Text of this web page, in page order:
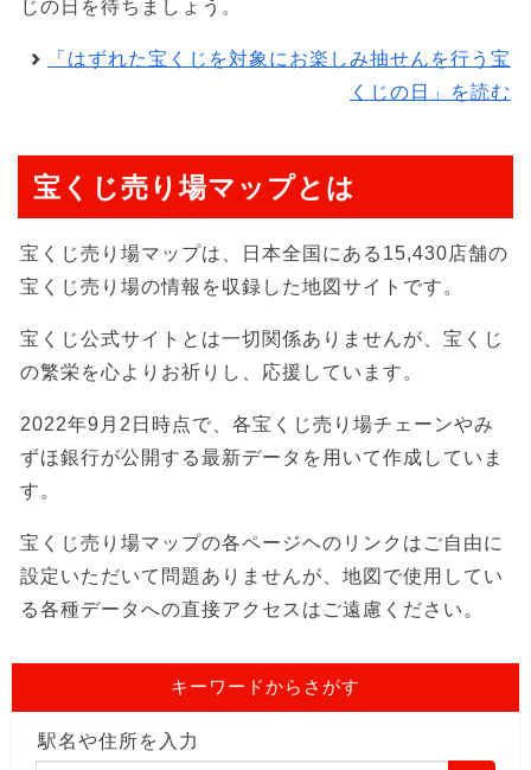
じの日を待ちましょう。
「はずれた宝くじを対象にお楽しみ抽せんを行う宝
くじの日」を読む
宝くじ売り場マップとは
宝くじ売り場マップは、日本全国にある15,430店舗の
宝くじ売り場の情報を収録した地図サイトです。
宝くじ公式サイトとは一切関係ありませんが、宝くじ
の繁栄を心よりお祈りし、応援しています。
2022年9月2日時点で、各宝くじ売り場チェーンやみ
ずほ銀行が公開する最新データを用いて作成していま
す。
宝くじ売り場マップの各ページヘのリンクはご自由に
設定いただいて問題ありませんが、地図で使用してい
る各種データへの直接アクセスはご遠慮ください。
キーワードからさがす
駅名や住所を入力